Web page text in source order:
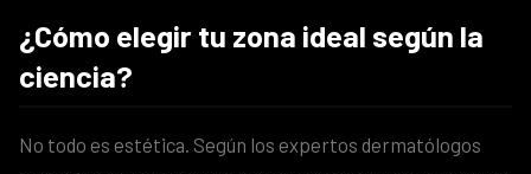
¿Cómo elegir tu zona ideal según la
ciencia?
No todo es estética. Según los expertos dermatólogos